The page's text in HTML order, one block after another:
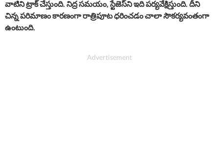
వాటిని ట్రాక్ చేస్తుంది. నిద్ర సమయం, స్టేజెస్​ని ఇది పర్యవేక్షిస్తుంది. దీని
చిన్న పరిమాణం కారణంగా రాత్రిపూట ధరించడం చాలా సౌకర్యవంతంగా
ఉంటుంది.